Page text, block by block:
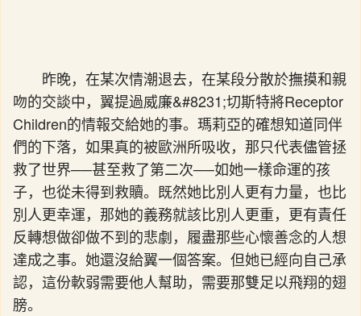
昨晚，在某次情潮退去，在某段分散於撫摸和親
吻的交談中，翼提過威廉&#8231;切斯特將Receptor
Children的情報交給她的事。瑪莉亞的確想知道同伴
們的下落，如果真的被歐洲所吸收，那只代表儘管拯
救了世界──甚至救了第二次──如她一樣命運的孩
子，也從未得到救贖。既然她比別人更有力量，也比
別人更幸運，那她的義務就該比別人更重，更有責任
反轉想做卻做不到的悲劇，履盡那些心懷善念的人想
達成之事。她還沒給翼一個答案。但她已經向自己承
認，這份軟弱需要他人幫助，需要那雙足以飛翔的翅
膀。